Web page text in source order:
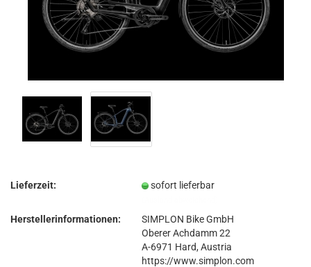
Lieferzeit: sofort lieferbar
Herstellerinformationen:
SIMPLON Bike GmbH
Oberer Achdamm 22
A-6971 Hard, Austria
https://www.simplon.com